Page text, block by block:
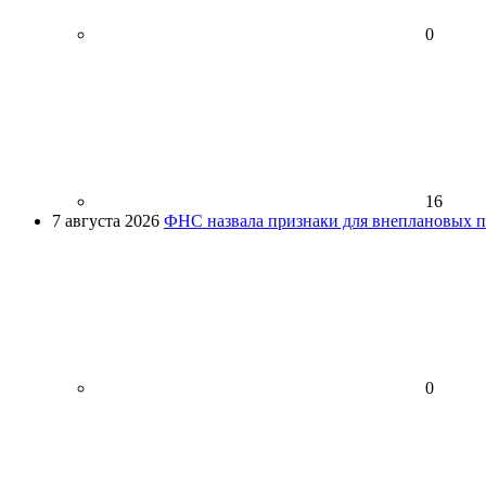
0
16
7 августа 2026 ФНС назвала признаки для внеплановых
0